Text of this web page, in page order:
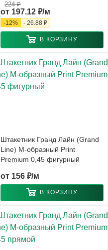
от 197.12 ₽/м
224 ₽
-12% - 26.88 ₽
В КОРЗИНУ
Штакетник Гранд Лайн (Grand
Line) М-образный Print
Premium 0,45 фигурный
от 156 ₽/м
В КОРЗИНУ